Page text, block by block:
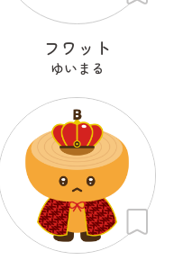
フワット
ゆいまる